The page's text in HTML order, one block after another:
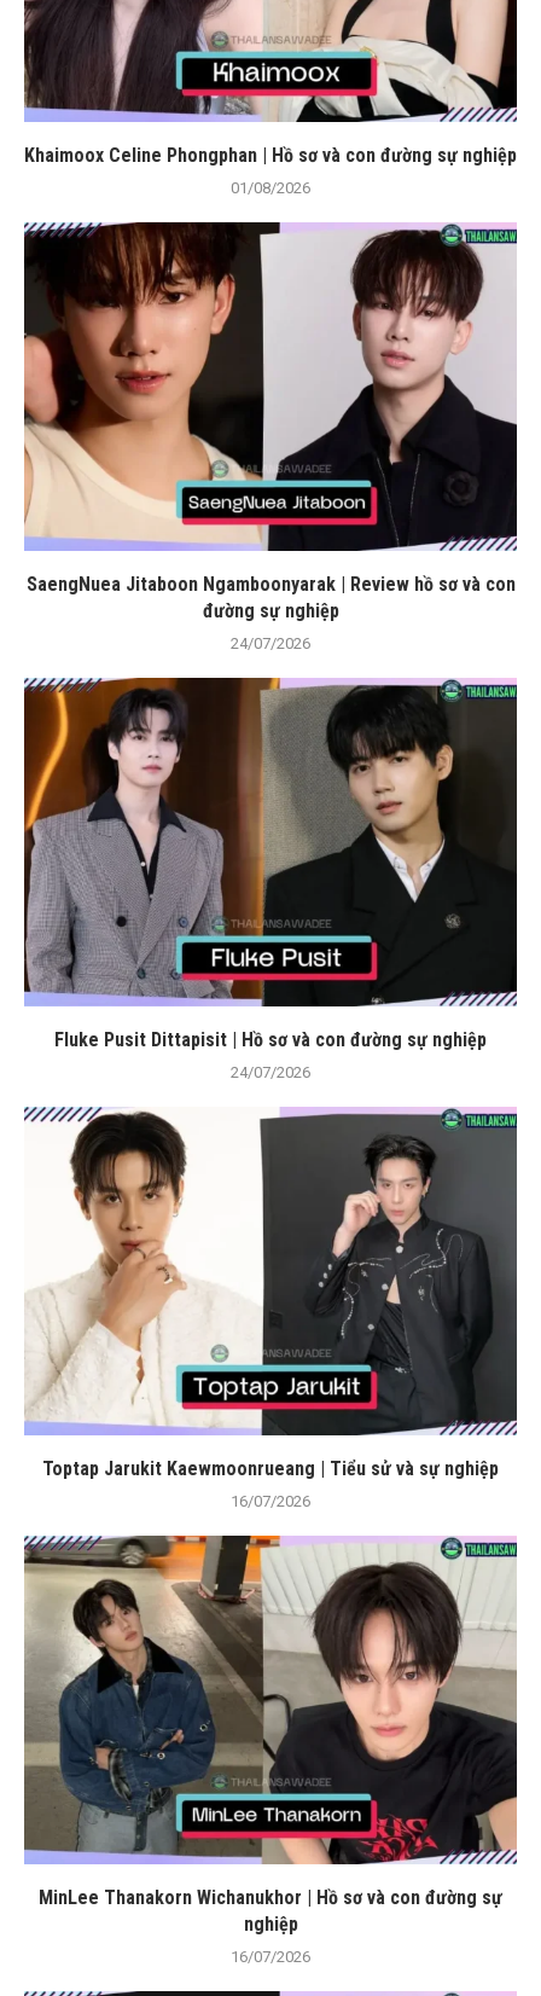
Khaimoox Celine Phongphan | Hồ sơ và con đường sự nghiệp
01/08/2026
SaengNuea Jitaboon Ngamboonyarak | Review hồ sơ và con
đường sự nghiệp
24/07/2026
Fluke Pusit Dittapisit | Hồ sơ và con đường sự nghiệp
24/07/2026
Toptap Jarukit Kaewmoonrueang | Tiểu sử và sự nghiệp
16/07/2026
MinLee Thanakorn Wichanukhor | Hồ sơ và con đường sự
nghiệp
16/07/2026